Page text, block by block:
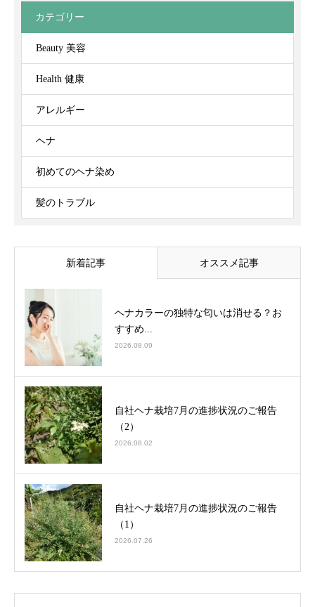
カテゴリー
Beauty 美容
Health 健康
アレルギー
ヘナ
初めてのヘナ染め
髪のトラブル
新着記事 オススメ記事
ヘナカラーの独特な匂いは消せる？お
すすめ...
2026.08.09
自社ヘナ栽培7月の進捗状況のご報告
（2）
2026.08.02
自社ヘナ栽培7月の進捗状況のご報告
（1）
2026.07.26